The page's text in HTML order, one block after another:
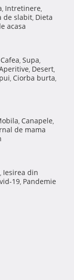
, Intretinere,
de slabit, Dieta
acasa
Cafea, Supa,
, Desert,
, Ciorba burta,
, Canapele,
de mama
, Iesirea din
19, Pandemie